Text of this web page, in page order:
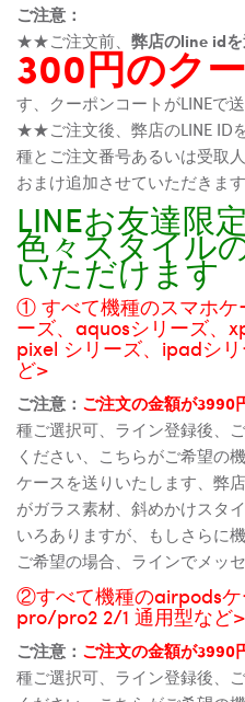
ご注意：
★★ご注文前、 弊店のline id
300円のク
す、クーポンコートがLINEで
★★ご注文後、弊店のLINE ID
種とご注文番号あるいは受取
おまけ追加させていただきます
LINEお友達限
色々スタイル
いただけます
① すべて機種のスマホケ
ーズ、aquosシリーズ、
pixel シリーズ、ipadシ
ど>
ご注意： ご注文の金額が3990
種ご選択可、ライン登録後、
ください、こちらがご希望の
ケースを送りいたします、弊
がガラス素材、斜めかけスタ
いろありますが、もしさらに
ご希望の場合、ラインでメッ
②すべて機種のairpods
pro/pro2 2/1 通用型など>
ご注意： ご注文の金額が3990
種ご選択可、ライン登録後、